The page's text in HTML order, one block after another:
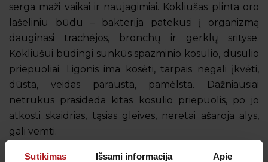
Sutikimas Išsami informacija Apie
serga maži vaikai ir naujagimiai. Kokliušas plinta oro
lašeliniu būdu – bakterija patekusi į organizmą
dauginasi trachėjos, bronchų ir gerklų srityse.
Kokliušui būdingi sunkūs spazminio kosulio, dusulio
priepuoliai. Ligonis ima kosėti, tarpais negali įkvėti,
dūsta, veidas parausta, pamėlsta. Dažniausiai
netrukus prasideda kitas kosulio priepuolis, po jo
atkosti skaidrias, tąsias gleives, neretai ašaroja alys,
gali vemti.